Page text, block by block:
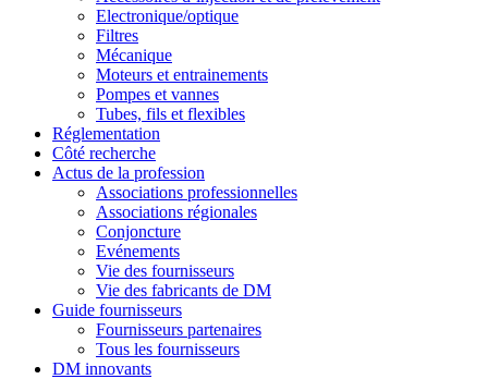
Electronique/optique
Filtres
Mécanique
Moteurs et entrainements
Pompes et vannes
Tubes, fils et flexibles
Réglementation
Côté recherche
Actus de la profession
Associations professionnelles
Associations régionales
Conjoncture
Evénements
Vie des fournisseurs
Vie des fabricants de DM
Guide fournisseurs
Fournisseurs partenaires
Tous les fournisseurs
DM innovants